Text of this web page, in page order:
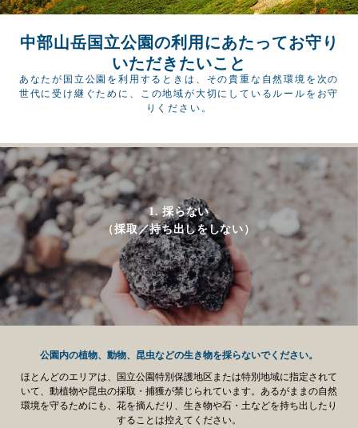
中部山岳国立公園の利用にあたってお守り
いただきたいこと
あなたが国立公園を利用するときは、
その貴重な自然環境を次の
世代に受け継ぐために、 この地域が大切にしているルールをお守
りください。
1. 採らない
（採取／持ち出しをしない）
公園内の植物、動物、昆虫などの生き物を採らないでください。
ほとんどのエリアは、国立公園特別保護地区または特別地域に指定されて
いて、動植物や昆虫の採取・捕獲が禁じられています。あるがままの自然
環境を守るためにも、花を摘んだり、生き物や石・土などを持ち出したり
することは控えてください。